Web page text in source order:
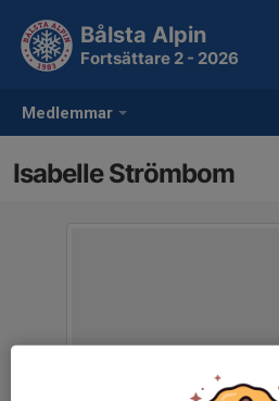
Medlemmar
Bålsta Alpin
Fortsättare 2 - 2026
Isabelle Strömbom